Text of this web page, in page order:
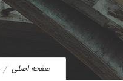
صفحه اصلی